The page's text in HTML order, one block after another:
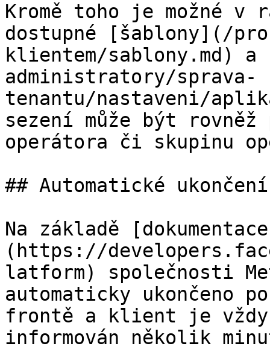
Kromě toho je možné v
dostupné [šablony](/
klientem/sablony.md)
administratory/sprava-
tenantu/nastaveni/
sezení může být rovněž
operátora či skupinu
## Automatické
Na základě
(https://
latform) společnosti
automaticky ukončeno
frontě a klient je
informován několik